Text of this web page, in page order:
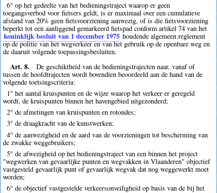
6° op het gedeelte van het bedieningstraject waarop er geen
toegangsverbod voor fietsers geldt, is er maximaal over een cumulatieve
afstand van 20% geen fietsvoorziening aanwezig, of is die fietsvoorziening
beperkt tot een aanliggend gemarkeerd fietspad conform artikel 74 van het
koninklijk besluit van 1 december 1975 houdende algemeen reglement
op de politie van het wegverkeer en van het gebruik op de openbare weg en
de daaruit volgende toepassingsbesluiten.
Art. 8.
De geschiktheid van de bedieningstrajecten naar, vanaf of
tussen de hoofdtrajecten wordt bovendien beoordeeld aan de hand van de
volgende toetsingscriteria:
1° het aantal kruispunten en de wijze waarop het verkeer er geregeld
wordt, de kruispunten binnen het havengebied uitgezonderd;
2° de afmetingen van kruispunten en rotondes;
3° de draagkracht van de kunstwerken;
4° de aanwezigheid en de aard van de voorzieningen tot bescherming van
de zwakke weggebruikers;
5° de afwezigheid op het bedieningstraject van een binnen het project
"wegwerken van gevaarlijke punten en wegvakken in Vlaanderen" objectief
vastgesteld gevaarlijk punt of gevaarlijk wegvak dat nog weggewerkt moet
worden;
6° de objectief vastgestelde verkeersonveiligheid op basis van de bij het